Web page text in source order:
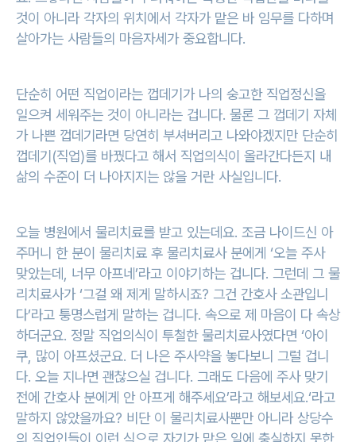
것이 아니라 각자의 위치에서 각자가 맡은 바 임무를 다하며
살아가는 사람들의 마음자세가 중요합니다.
단순히 어떤 직업이라는 껍데기가 나의 숭고한 직업정신을
일으켜 세워주는 것이 아니라는 겁니다. 물론 그 껍데기 자체
가 나쁜 껍데기라면 당연히 부셔버리고 나와야겠지만 단순히
껍데기(직업)를 바꿨다고 해서 직업의식이 올라간다든지 내
삶의 수준이 더 나아지지는 않을 거란 사실입니다.
오늘 병원에서 물리치료를 받고 있는데요. 조금 나이드신 아
주머니 한 분이 물리치료 후 물리치료사 분에게 ‘오늘 주사
맞았는데, 너무 아프네’라고 이야기하는 겁니다. 그런데 그 물
리치료사가 ‘그걸 왜 제게 말하시죠? 그건 간호사 소관입니
다’라고 퉁명스럽게 말하는 겁니다. 속으로 제 마음이 다 속상
하더군요. 정말 직업의식이 투철한 물리치료사였다면 ‘아이
쿠, 많이 아프셨군요. 더 나은 주사약을 놓다보니 그럴 겁니
다. 오늘 지나면 괜찮으실 겁니다. 그래도 다음에 주사 맞기
전에 간호사 분에게 안 아프게 해주세요’라고 해보세요.‘라고
말하지 않았을까요? 비단 이 물리치료사뿐만 아니라 상당수
의 직업인들이 이런 식으로 자기가 맡은 일에 충실하지 못한